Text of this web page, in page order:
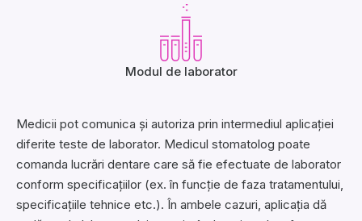
Modul de laborator
Medicii pot comunica și autoriza prin intermediul aplicației
diferite teste de laborator. Medicul stomatolog poate
comanda lucrări dentare care să fie efectuate de laborator
conform specificațiilor (ex. în funcție de faza tratamentului,
specificațiile tehnice etc.). În ambele cazuri, aplicația dă